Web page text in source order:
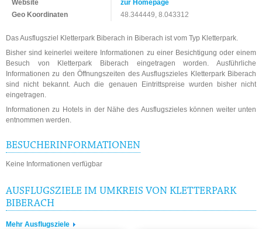
Website
zur Homepage
Geo Koordinaten
48.344449, 8.043312
Das Ausflugsziel Kletterpark Biberach in Biberach ist vom Typ Kletterpark.
Bisher sind keinerlei weitere Informationen zu einer Besichtigung oder einem
Besuch von Kletterpark Biberach eingetragen worden. Ausführliche
Informationen zu den Öffnungszeiten des Ausflugszieles Kletterpark Biberach
sind nicht bekannt. Auch die genauen Eintrittspreise wurden bisher nicht
eingetragen.
Informationen zu Hotels in der Nähe des Ausflugszieles können weiter unten
entnommen werden.
BESUCHERINFORMATIONEN
Keine Informationen verfügbar
AUSFLUGSZIELE IM UMKREIS VON KLETTERPARK
BIBERACH
Mehr Ausflugsziele